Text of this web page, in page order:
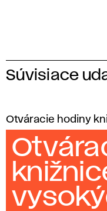
Súvisiace
Otváracie hodiny